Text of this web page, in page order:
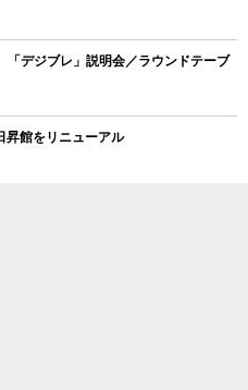
デジブレ」説明会／ラウンドテーブ
館をリニューアル